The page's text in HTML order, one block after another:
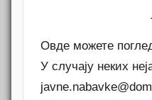
Овде можете
У случаjу неких